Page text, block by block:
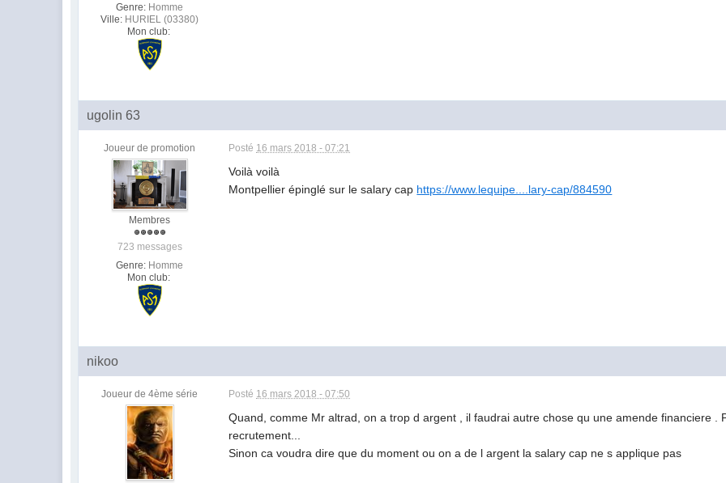
Genre: Homme
Ville: HURIEL (03380)
Mon club:
ugolin 63
Joueur de promotion
Membres
723 messages
Genre: Homme
Mon club:
Posté 16 mars 2018 - 07:21
Voilà voilà
Montpellier épinglé sur le salary cap https://www.lequipe....lary-cap/884590
nikoo
Joueur de 4ème série Posté 16 mars 2018 - 07:50
Quand, comme Mr altrad, on a trop d argent , il faudrai autre chose qu une amende financiere
recrutement...
Sinon ca voudra dire que du moment ou on a de l argent la salary cap ne s applique pas